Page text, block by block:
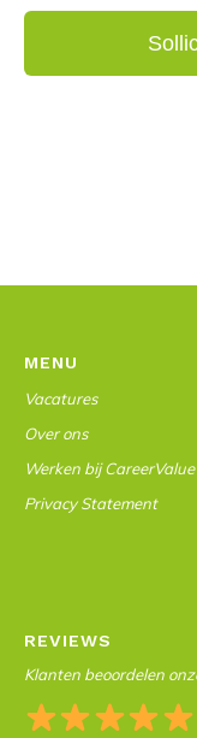
MENU
Vacatures
Over ons
Werken bij CareerValue
Privacy Statement
REVIEWS
Klanten beoordelen